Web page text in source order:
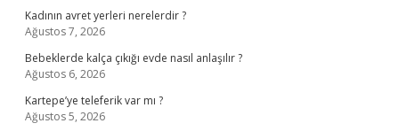
Kadının avret yerleri nerelerdir ?
Ağustos 7, 2026
Bebeklerde kalça çıkığı evde nasıl anlaşılır ?
Ağustos 6, 2026
Kartepe’ye teleferik var mı ?
Ağustos 5, 2026